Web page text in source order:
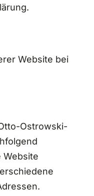
Website bei
Ostrowski-
Website